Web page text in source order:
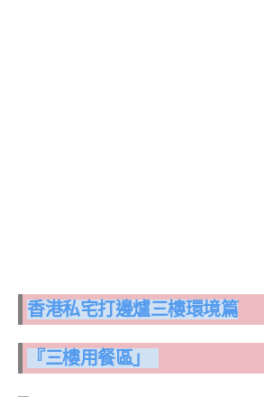
香港私宅打邊爐三樓環境篇
『三樓用餐區」